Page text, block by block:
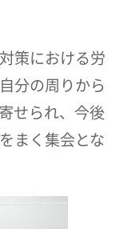
策における労
分の周りから
せられ、今後
まく集会とな